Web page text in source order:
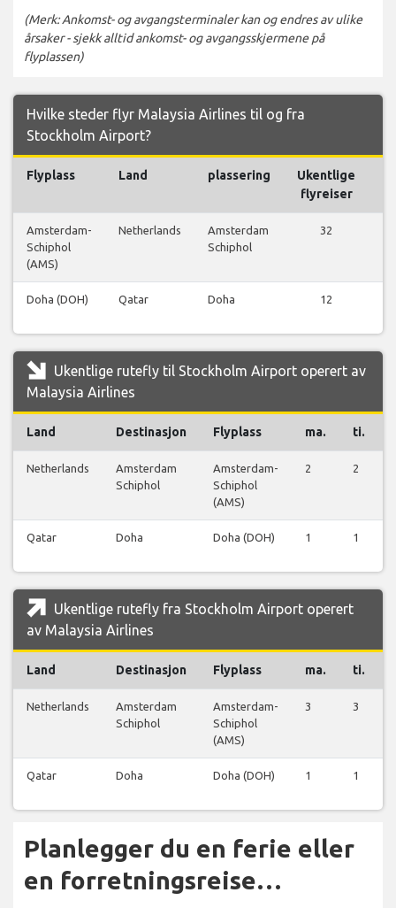
(Merk: Ankomst- og avgangsterminaler kan og endres av ulike
årsaker - sjekk alltid ankomst- og avgangsskjermene på
flyplassen)
Hvilke steder flyr Malaysia Airlines til og fra
Stockholm Airport?
Flyplass Land plassering
Ukentlige
flyreiser
Amsterdam-
Schiphol
(AMS)
Netherlands
Amsterdam
Schiphol
32
Doha (DOH) Qatar Doha
12
Ukentlige rutefly til Stockholm Airport operert av
Malaysia Airlines
Land Destinasjon Flyplass ma. ti.
Netherlands
Amsterdam
Schiphol
Amsterdam-
Schiphol
(AMS)
2 2
Qatar Doha Doha (DOH) 1 1
Ukentlige rutefly fra Stockholm Airport operert
av Malaysia Airlines
Land Destinasjon Flyplass ma. ti.
Netherlands
Amsterdam
Schiphol
Amsterdam-
Schiphol
(AMS)
3 3
Qatar Doha Doha (DOH) 1 1
Planlegger du en ferie eller
en forretningsreise…